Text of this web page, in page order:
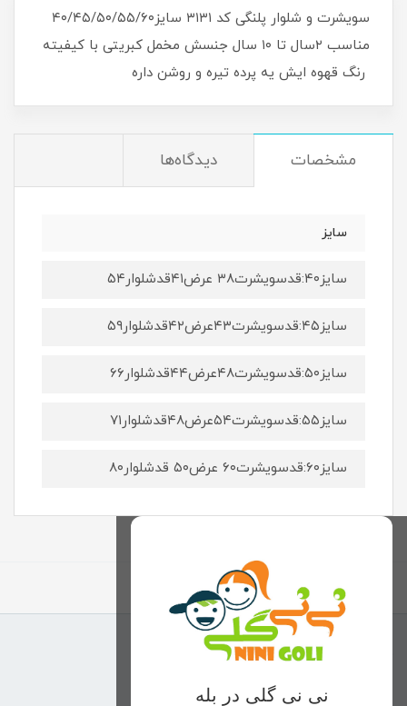
سویشرت و شلوار پلنگی کد ۳۱۳۱ سایز۴۰/۴۵/۵۰/۵۵/۶۰
مناسب ۲سال تا ۱۰ سال جنسش مخمل کبریتی با کیفیته
رنگ قهوه ایش یه پرده تیره و روشن داره
مشخصات دیدگاه‌ها
سایز
سایز۴۰:قدسویشرت۳۸ عرض۴۱قدشلوار۵۴
سایز۴۵:قدسویشرت۴۳عرض۴۲قدشلوار۵۹
سایز۵۰:قدسویشرت۴۸عرض۴۴قدشلوار۶۶
سایز۵۵:قدسویشرت۵۴عرض۴۸قدشلوار۷۱
سایز۶۰:قدسویشرت۶۰ عرض۵۰ قدشلوار۸۰
نی نی گلی در بله
برگشت به بالا
منوی وب‌سایت